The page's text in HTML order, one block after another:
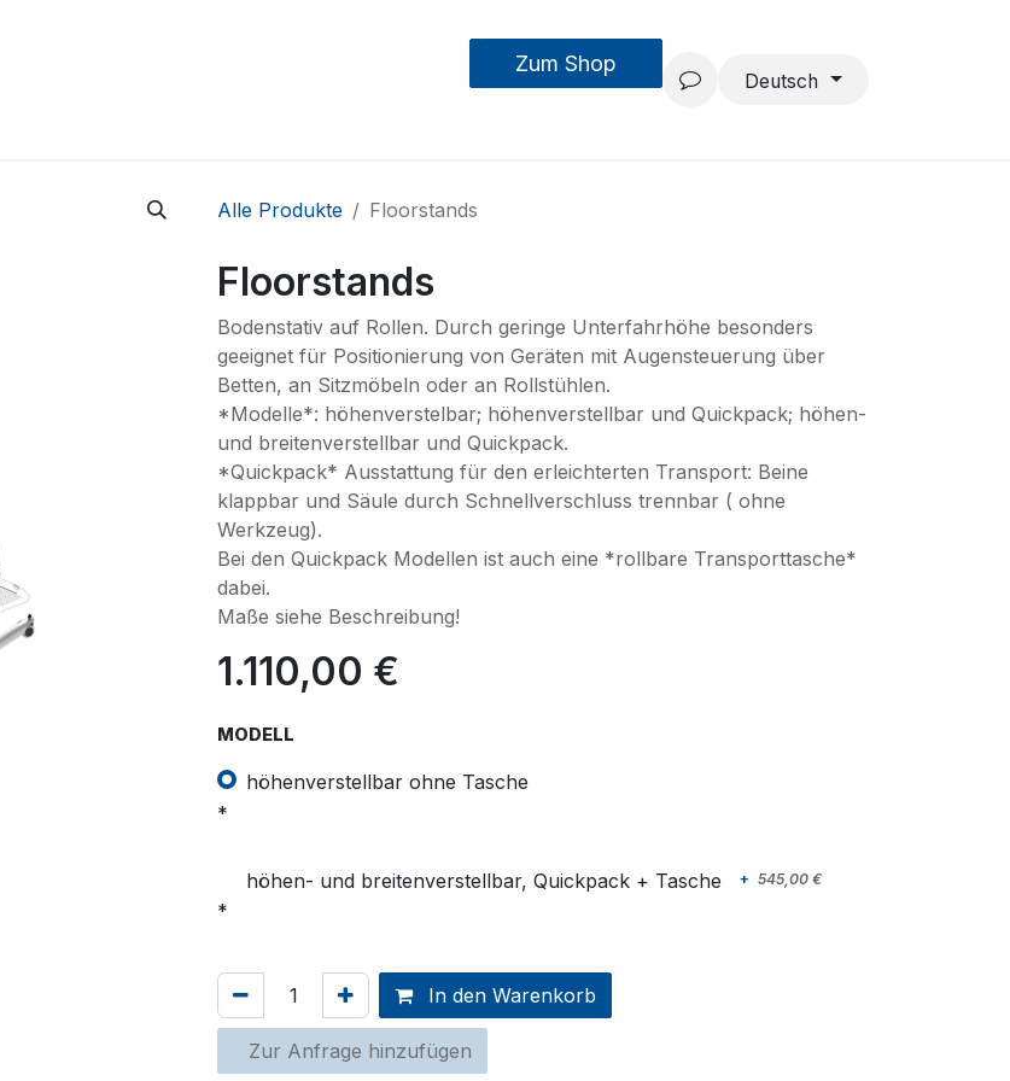
IntegraMouseAIR Forschung & Entwicklung
Zum Shop
Deutsch
Alle Produkte Floorstands
Floorstands
Bodenstativ auf Rollen. Durch geringe Unterfahrhöhe besonders
geeignet für Positionierung von Geräten mit Augensteuerung über
Betten, an Sitzmöbeln oder an Rollstühlen.
*Modelle*: höhenverstelbar; höhenverstellbar und Quickpack; höhen-
und breitenverstellbar und Quickpack.
*Quickpack* Ausstattung für den erleichterten Transport: Beine
klappbar und Säule durch Schnellverschluss trennbar ( ohne
Werkzeug).
Bei den Quickpack Modellen ist auch eine *rollbare Transporttasche*
dabei.
Maße siehe Beschreibung!
1.110,00 €
MODELL
höhenverstellbar ohne Tasche
höhen- und breitenverstellbar, Quickpack + Tasche + 545,00 €
In den Warenkorb
Zur Anfrage hinzufügen